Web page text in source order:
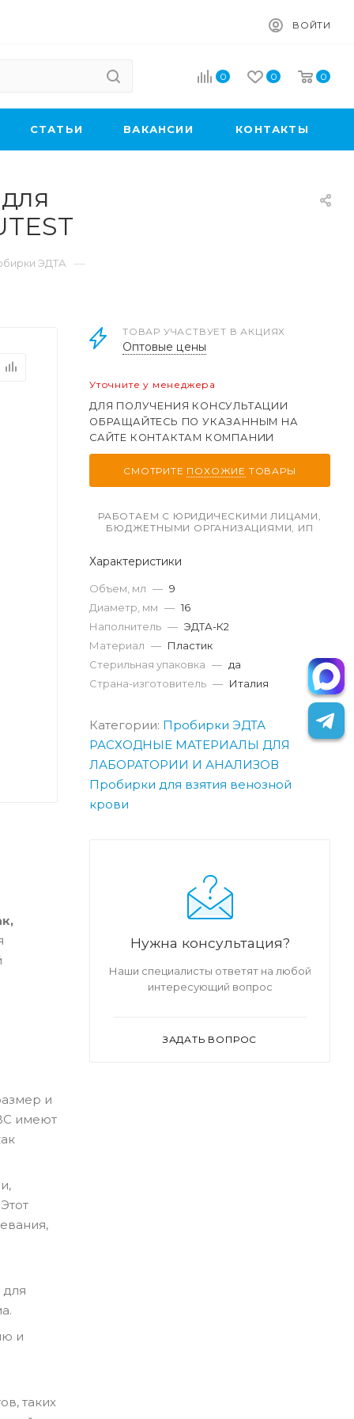
ВОЙТИ
0 0 0
CТАТЬИ ВАКАНСИИ КОНТАКТЫ
ЭДТА —
и
имеют
и
таких
ТОВАР УЧАСТВУЕТ В АКЦИЯХ
Оптовые цены
Уточните у менеджера
ДЛЯ ПОЛУЧЕНИЯ КОНСУЛЬТАЦИИ
ОБРАЩАЙТЕСЬ ПО УКАЗАННЫМ НА
САЙТЕ КОНТАКТАМ КОМПАНИИ
СМОТРИТЕ ПОХОЖИЕ ТОВАРЫ
РАБОТАЕМ С ЮРИДИЧЕСКИМИ ЛИЦАМИ,
БЮДЖЕТНЫМИ ОРГАНИЗАЦИЯМИ, ИП
Характеристики
Объем, мл — 9
Диаметр, мм — 16
Наполнитель — ЭДТА-К2
Материал — Пластик
Стерильная упаковка — да
Страна-изготовитель — Италия
Категории: Пробирки ЭДТА
РАСХОДНЫЕ МАТЕРИАЛЫ ДЛЯ
ЛАБОРАТОРИИ И АНАЛИЗОВ
Пробирки для взятия венозной
крови
Нужна консультация?
Наши специалисты ответят на любой
интересующий вопрос
ЗАДАТЬ ВОПРОС